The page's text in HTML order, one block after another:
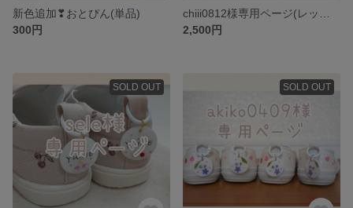
新色追加❣おとぴん(単品)
300円
2,500円
SOLD OUT SOLD OUT